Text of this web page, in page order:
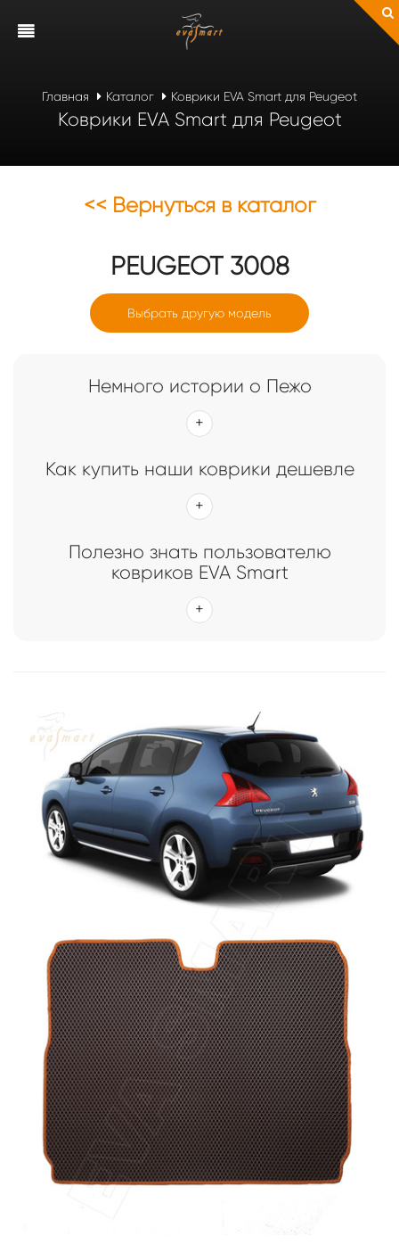
Главная Каталог Коврики EVA Smart для Peugeot
Коврики EVA Smart для Peugeot
<< Вернуться в каталог
PEUGEOT3008
Выбрать другую модель
Немного истории о Пежо
Как купить наши коврики дешевле
Полезно знать пользователю
ковриков EVA Smart